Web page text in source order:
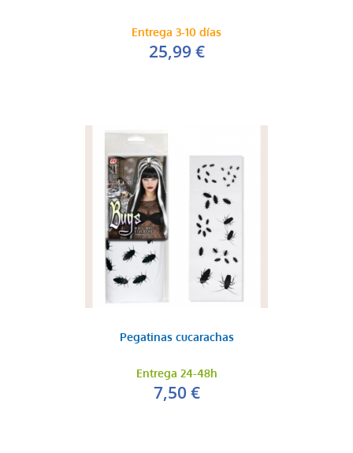
Entrega 3-10 días
25,99 €
Pegatinas cucarachas
Entrega 24-48h
7,50 €